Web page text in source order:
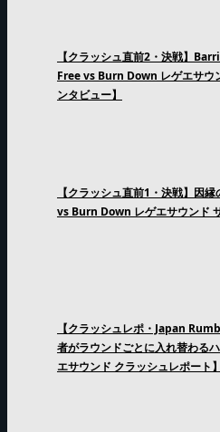
【クラッシュ直前2・決戦】
Free vs Burn Down レゲエサウ
ンタビュー】
【クラッシュ直前1・決戦】因
vs Burn Down レゲエサウンド
【クラッシュレポ・Japan
者がラウンドごとに入れ替わる
エサウンド クラッシュレポート】